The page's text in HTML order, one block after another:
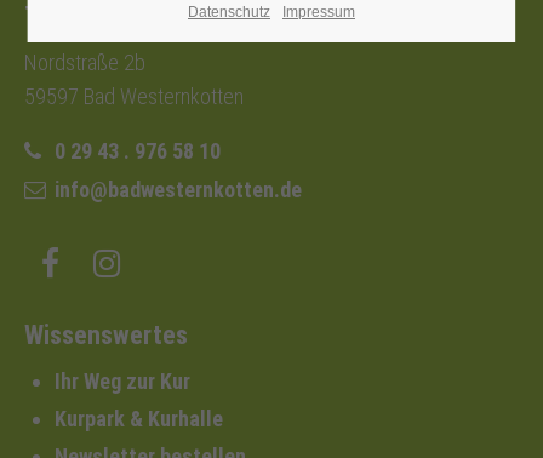
Tourist-Information
Nordstraße 2b
59597 Bad Westernkotten
0 29 43 . 976 58 10
info@badwesternkotten.de
Wissenswertes
Ihr Weg zur Kur
Kurpark & Kurhalle
Datenschutz Impressum